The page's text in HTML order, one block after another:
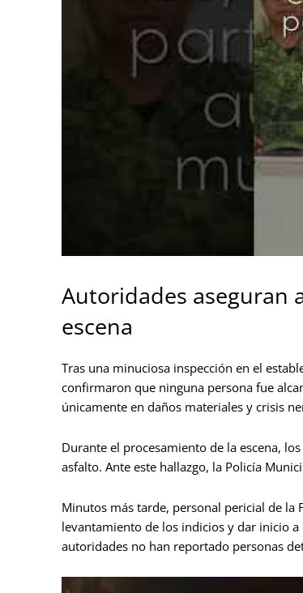
Autoridades aseguran
escena
Tras una minuciosa inspección en el
confirmaron que ninguna persona fue
únicamente en daños materiales y crisis
Durante el procesamiento de la escena,
asfalto. Ante este hallazgo, la Policía
Minutos más tarde, personal pericial de la
levantamiento de los indicios y dar inicio
autoridades no han reportado personas